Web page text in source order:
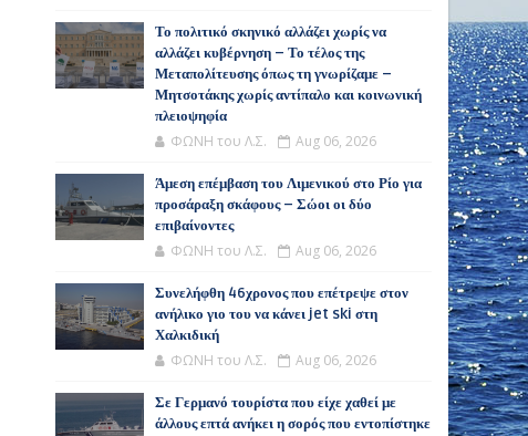
Το πολιτικό σκηνικό αλλάζει χωρίς να
αλλάζει κυβέρνηση – Το τέλος της
Μεταπολίτευσης όπως τη γνωρίζαμε –
Μητσοτάκης χωρίς αντίπαλο και κοινωνική
πλειοψηφία
ΦΩΝΗ του Λ.Σ. Aug 06, 2026
Άμεση επέμβαση του Λιμενικού στο Ρίο για
προσάραξη σκάφους – Σώοι οι δύο
επιβαίνοντες
ΦΩΝΗ του Λ.Σ. Aug 06, 2026
Συνελήφθη 46χρονος που επέτρεψε στον
ανήλικο γιο του να κάνει jet ski στη
Χαλκιδική
ΦΩΝΗ του Λ.Σ. Aug 06, 2026
Σε Γερμανό τουρίστα που είχε χαθεί με
άλλους επτά ανήκει η σορός που εντοπίστηκε